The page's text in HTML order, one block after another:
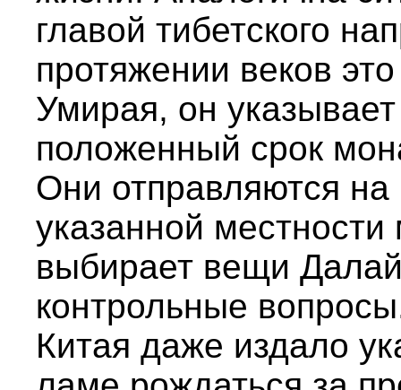
главой тибетского
протяжении веков
Умирая, он
положенный срок
Они отправляются на
указанной
выбирает вещи
контрольные
Китая даже издало